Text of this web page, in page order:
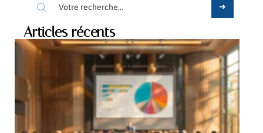
Articles récents